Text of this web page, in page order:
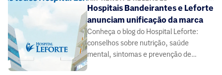
Hospitais Bandeirantes e Leforte
anunciam unificação da marca
Conheça o blog do Hospital Leforte:
conselhos sobre nutrição, saúde
mental, sintomas e prevenção de